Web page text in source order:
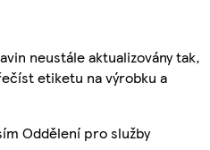
neustále aktualizovány tak,
etiketu na výrobku a
Oddělení pro služby